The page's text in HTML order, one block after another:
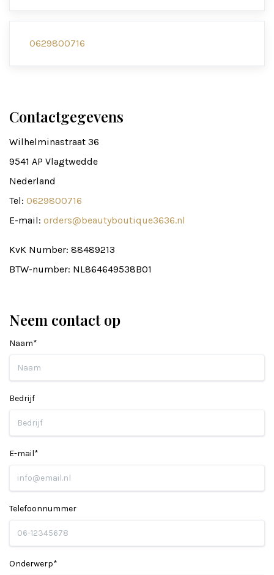
0629800716
Contactgegevens
Wilhelminastraat 36
9541 AP Vlagtwedde
Nederland
Tel: 0629800716
E-mail: orders@beautyboutique3636.nl
KvK Number: 88489213
BTW-number: NL864649538B01
Neem contact op
Naam*
Bedrijf
E-mail*
Telefoonnummer
Onderwerp*